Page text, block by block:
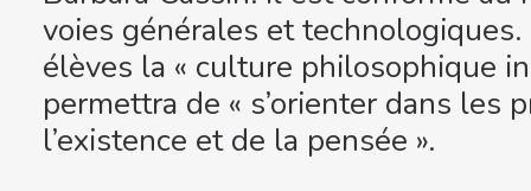
voies générales et
élèves la « culture philosophique
permettra de « s’orienter dans les
l’existence et de la pensée ».